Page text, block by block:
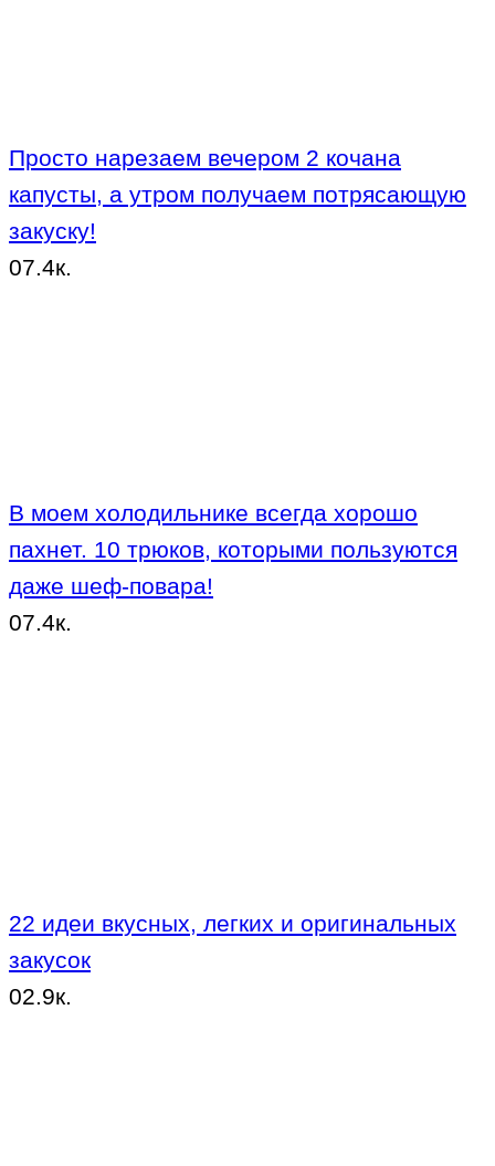
Просто нарезаем вечером 2 кочана
капусты, а утром получаем потрясающую
закуску!
07.4к.
В моем холодильнике всегда хорошо
пахнет. 10 трюков, которыми пользуются
даже шеф-повара!
07.4к.
22 идеи вкусных, легких и оригинальных
закусок
02.9к.